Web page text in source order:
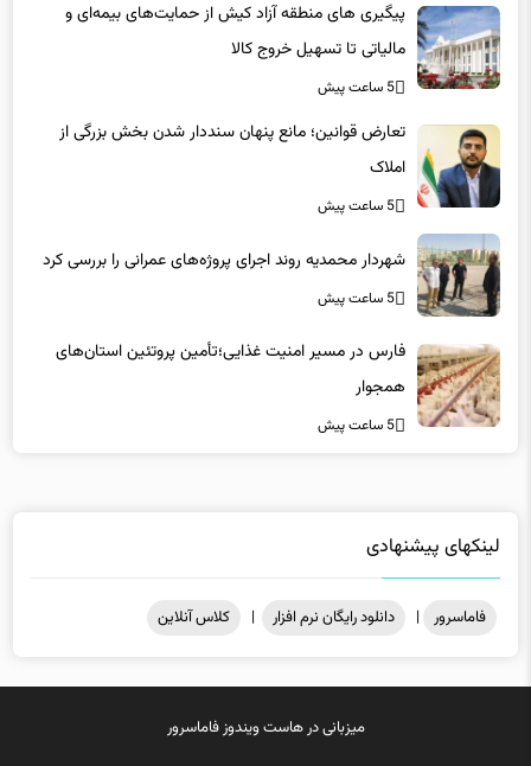
پیگیری های منطقه آزاد کیش از حمایت‌های بیمه‌ای و
مالیاتی تا تسهیل خروج کالا
5 ساعت پیش
تعارض قوانین؛ مانع پنهان سنددار شدن بخش بزرگی از
املاک
5 ساعت پیش
شهردار محمدیه روند اجرای پروژه‌های عمرانی را بررسی کرد
5 ساعت پیش
فارس در مسیر امنیت غذایی؛تأمین‌ پروتئین استان‌های
همجوار
5 ساعت پیش
لینکهای پیشنهادی
فاماسرور | دانلود رایگان نرم افزار | کلاس آنلاین
میزبانی درهاست ویندوزفاماسرور